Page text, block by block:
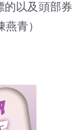
的以及頭部券
青）